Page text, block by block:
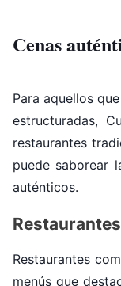
Cenas
Para aquellos
estructuradas,
restaurantes
puede saborear
auténticos.
Restaurantes
menús que